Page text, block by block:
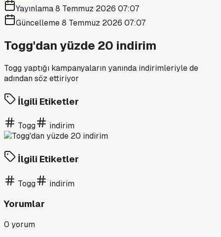
Yayınlama8 Temmuz 2026 07:07
Güncelleme8 Temmuz 2026 07:07
Togg'dan yüzde 20 indirim
Togg yaptığı kampanyaların yanında indirimleriyle de
adından söz ettiriyor
İlgili Etiketler
Togg indirim
İlgili Etiketler
Togg indirim
Yorumlar
0 yorum